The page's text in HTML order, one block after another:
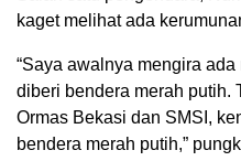
kaget melihat ada
“Saya awalnya mengira
diberi bendera merah putih.
Ormas Bekasi dan SMSI,
bendera merah putih,”